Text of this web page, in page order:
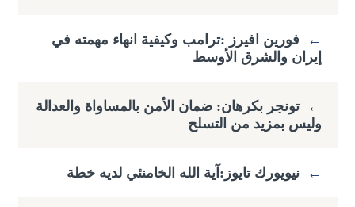
←
فورين افيرز :ترامب وكيفية انهاء مهمته في
إيران والشرق الأوسط
← تونجر بكرهان: ضمان الأمن بالمساواة والعدالة
وليس بمزيد من التسلح
← نيويورك تايوز:آية الله الخامنئي لديه خطة